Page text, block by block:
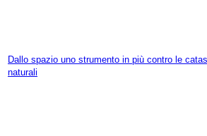
Dallo spazio uno strumento in più contro le
naturali